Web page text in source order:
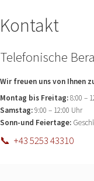
Kontakt
Telefonische
Wir freuen uns von Ihnen
Montag bis Freitag:8:00 –
Samstag:9:00 – 12:00 Uhr
Sonn-und Feiertage:
📞 +43 5253 43310